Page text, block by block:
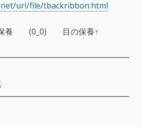
url/file/tbackribbon.html
目の保養↑